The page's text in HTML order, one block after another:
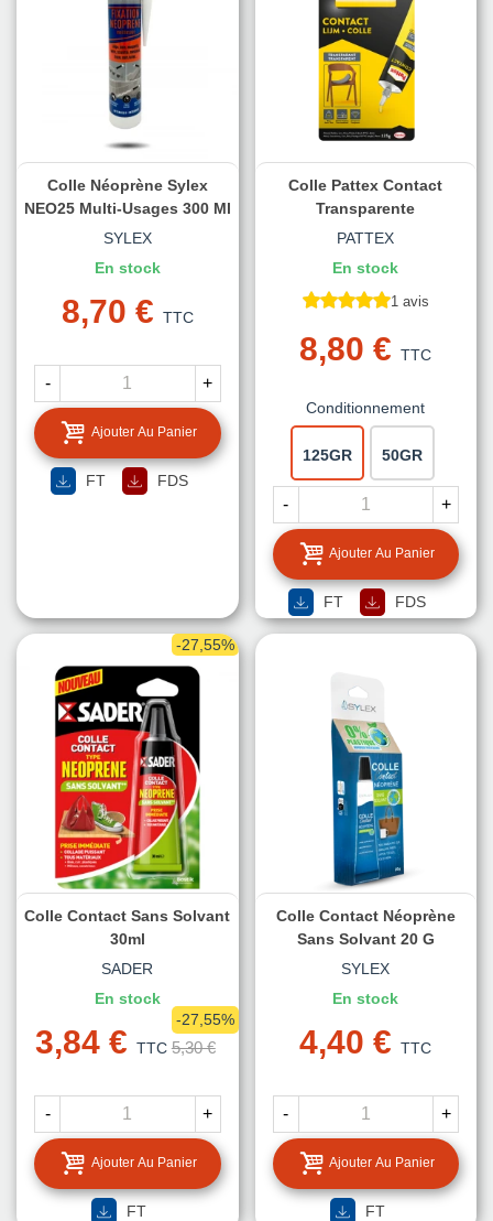
Colle Néoprène Sylex
NEO25 Multi-Usages 300 Ml
SYLEX
En stock
8,70 € TTC
- +
Ajouter Au Panier
FT FDS
Colle Pattex Contact
Transparente
PATTEX
En stock
1 avis
8,80 € TTC
Conditionnement
125GR 50GR
- +
Ajouter Au Panier
FT FDS
-27,55%
Colle Contact Sans Solvant
30ml
SADER
En stock
3,84 € TTC 5,30 €
-27,55%
- +
Ajouter Au Panier
FT
Colle Contact Néoprène
Sans Solvant 20 G
SYLEX
En stock
4,40 € TTC
- +
Ajouter Au Panier
FT